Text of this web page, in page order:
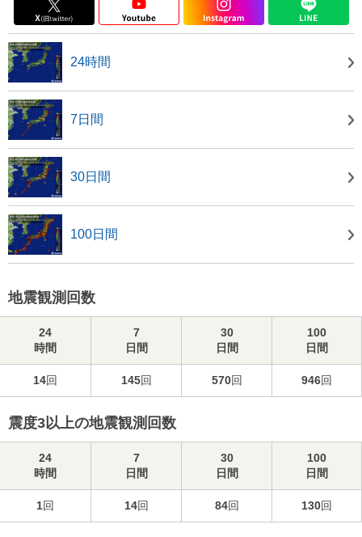
24時間
7日間
30日間
100日間
地震観測回数
24
時間
7
日間
30
日間
100
日間
14回 145回 570回 946回
震度3以上の地震観測回数
24
時間
7
日間
30
日間
100
日間
1回 14回 84回 130回